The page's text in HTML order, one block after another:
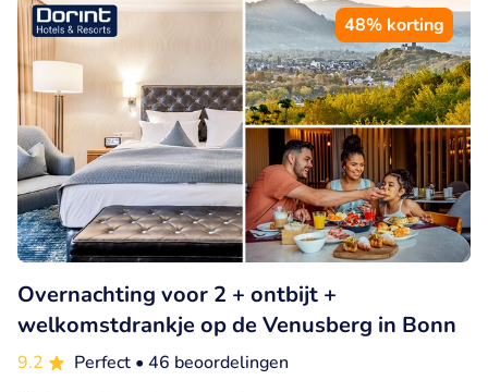
48% korting
Overnachting voor 2 + ontbijt +
welkomstdrankje op de Venusberg in Bonn
9.2 Perfect • 46 beoordelingen